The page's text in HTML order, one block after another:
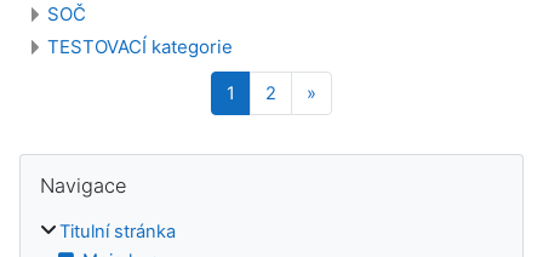
SOČ
TESTOVACÍ kategorie
1 Stránka 1
2 Stránka 2
»
Bloky
Navigace
Titulní stránka